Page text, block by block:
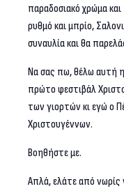
παραδοσιακό χρώμα
ρυθμό και μπρίο,
συναυλία και θα
Να σας πω, θέλω αυτή η
πρώτο φεστιβάλ
των γιορτών κι εγώ ο
Χριστουγέννων.
Βοηθήστε με.
Απλά, ελάτε από νωρίς